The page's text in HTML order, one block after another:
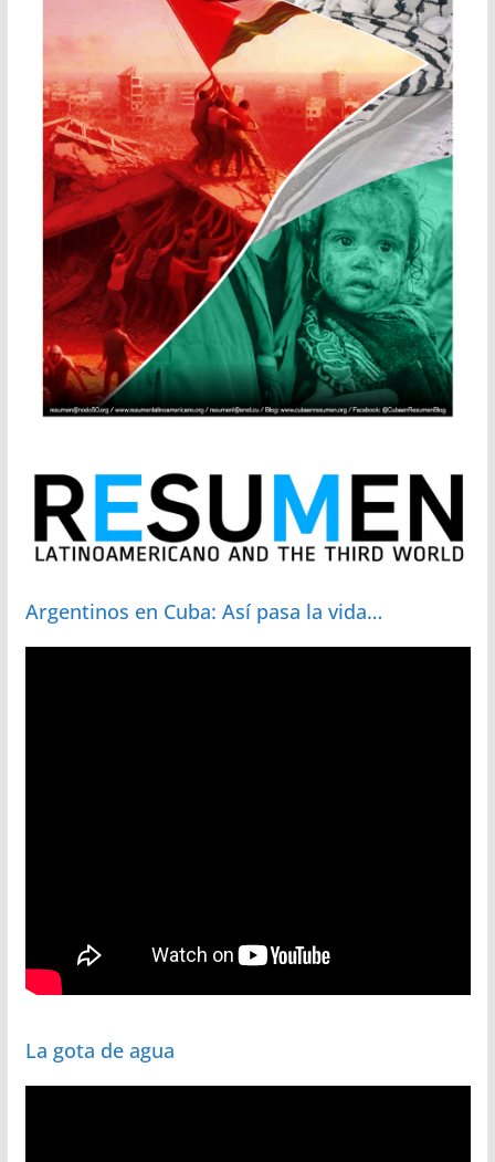
Argentinos en Cuba: Así pasa la vida…
La gota de agua